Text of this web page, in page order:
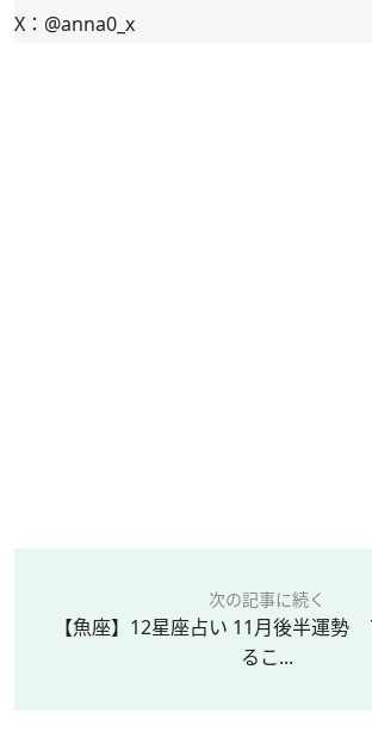
X： @anna0_x
次の記事に続く
【魚座】12星座占い 11月後半運勢
るこ...